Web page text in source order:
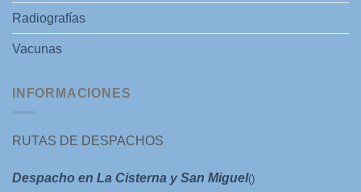
Radiografías
Vacunas
INFORMACIONES
RUTAS DE DESPACHOS
Despacho en La Cisterna y San Miguel()